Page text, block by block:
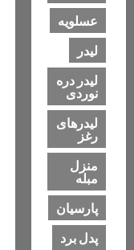
عسلویه
لیدر
لیدر دره
نوردی
لیدرهای
رغز
منزل
مبله
پارسیان
پدل برد